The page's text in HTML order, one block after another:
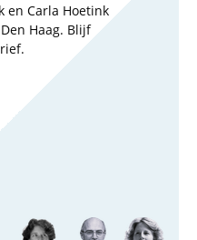
en Carla Hoetink
Haag. Blijf